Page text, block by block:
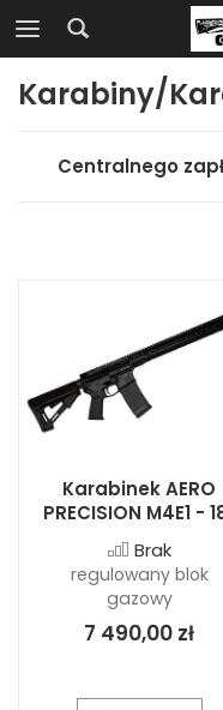
Karabiny/
Centralnego
Karabinek AERO
PRECISION M4E1 -
Brak
regulowany blok
gazowy
7 490,00 zł